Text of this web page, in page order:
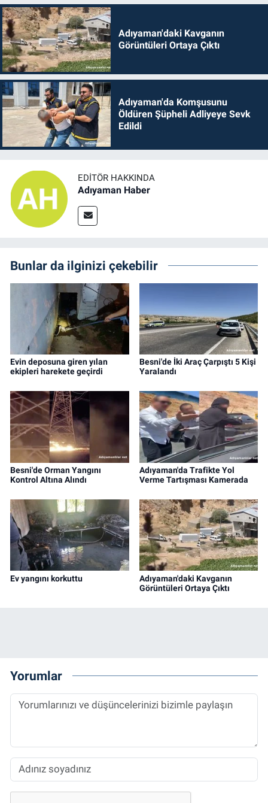
Adıyaman'daki Kavganın
Görüntüleri Ortaya Çıktı
Adıyaman'da Komşusunu
Öldüren Şüpheli Adliyeye Sevk
Edildi
EDITÖR HAKKINDA
Adıyaman Haber
Bunlar da ilginizi çekebilir
Evin deposuna giren yılan
ekipleri harekete geçirdi
Besni'de İki Araç Çarpıştı 5 Kişi
Yaralandı
Besni'de Orman Yangını
Kontrol Altına Alındı
Adıyaman'da Trafikte Yol
Verme Tartışması Kamerada
Ev yangını korkuttu
Adıyaman'daki Kavganın
Görüntüleri Ortaya Çıktı
Yorumlar